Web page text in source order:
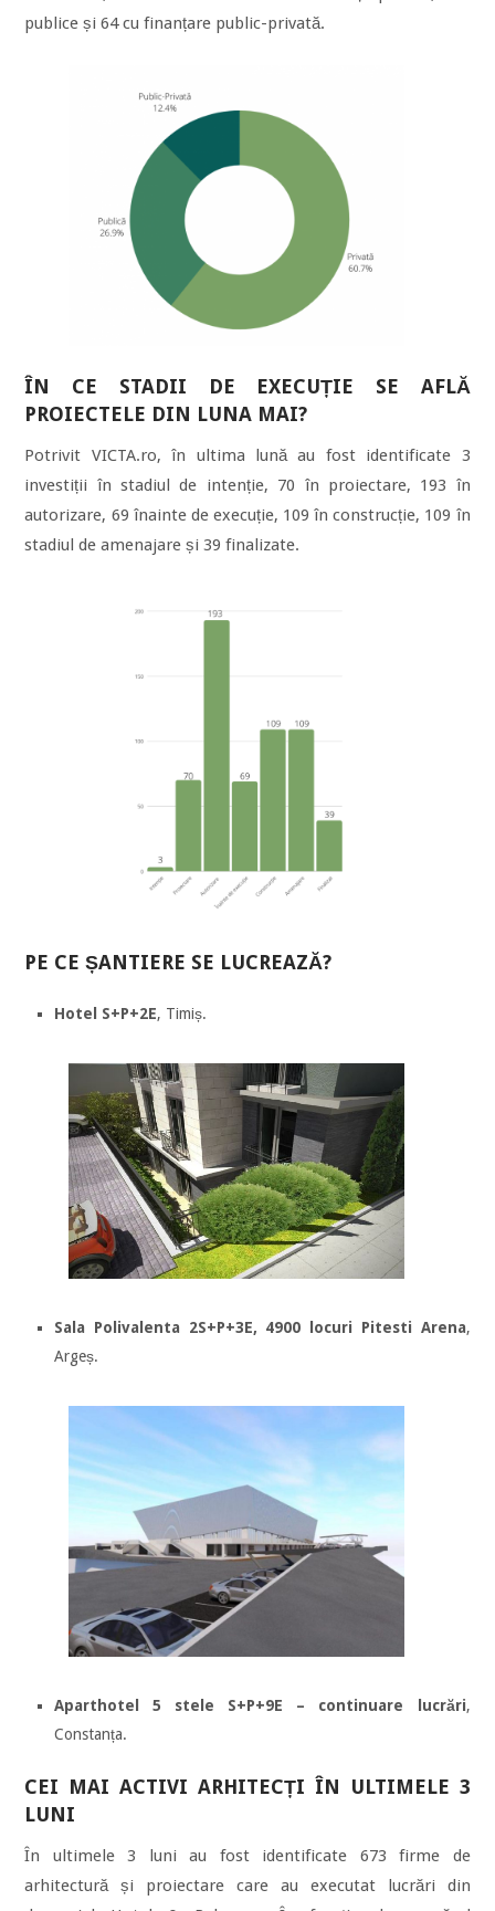
publice și 64 cu finanțare public-privată.
ÎN CE STADII DE EXECUȚIE SE AFLĂ
PROIECTELE DIN LUNA MAI?
Potrivit VICTA.ro, în ultima lună au fost identificate 3
investiții în stadiul de intenție, 70 în proiectare, 193 în
autorizare, 69 înainte de execuție, 109 în construcție, 109 în
stadiul de amenajare și 39 finalizate.
PE CE ȘANTIERE SE LUCREAZĂ?
Hotel S+P+2E, Timiș.
Sala Polivalenta 2S+P+3E, 4900 locuri Pitesti Arena,
Argeș.
Aparthotel 5 stele S+P+9E – continuare lucrări,
Constanța.
CEI MAI ACTIVI ARHITECȚI ÎN ULTIMELE 3
LUNI
În ultimele 3 luni au fost identificate 673 firme de
arhitectură și proiectare care au executat lucrări din